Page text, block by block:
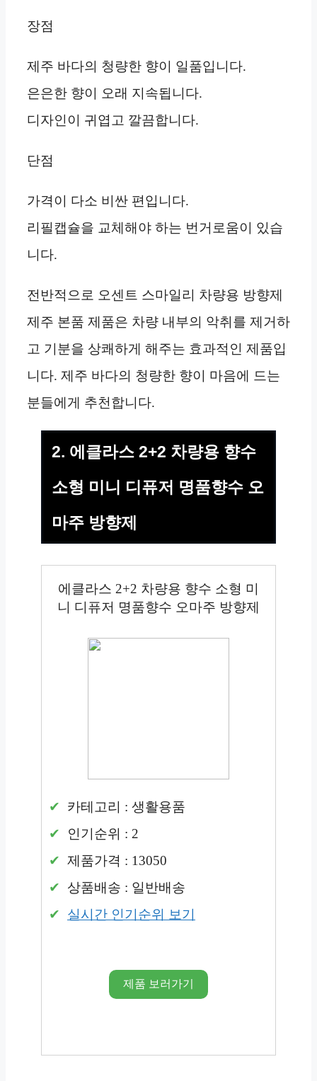
장점
제주 바다의 청량한 향이 일품입니다.
은은한 향이 오래 지속됩니다.
디자인이 귀엽고 깔끔합니다.
단점
가격이 다소 비싼 편입니다.
리필캡슐을 교체해야 하는 번거로움이 있습
니다.
전반적으로 오센트 스마일리 차량용 방향제
제주 본품 제품은 차량 내부의 악취를 제거하
고 기분을 상쾌하게 해주는 효과적인 제품입
니다. 제주 바다의 청량한 향이 마음에 드는
분들에게 추천합니다.
2. 에클라스 2+2 차량용 향수
소형 미니 디퓨저 명품향수 오
마주 방향제
에클라스 2+2 차량용 향수 소형 미
니 디퓨저 명품향수 오마주 방향제
카테고리 : 생활용품
인기순위 : 2
제품가격 : 13050
상품배송 : 일반배송
실시간 인기순위 보기
제품 보러가기